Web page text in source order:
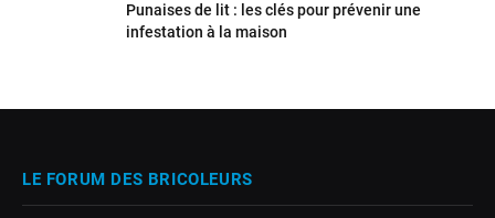
Punaises de lit : les clés pour prévenir une
infestation à la maison
LE FORUM DES BRICOLEURS